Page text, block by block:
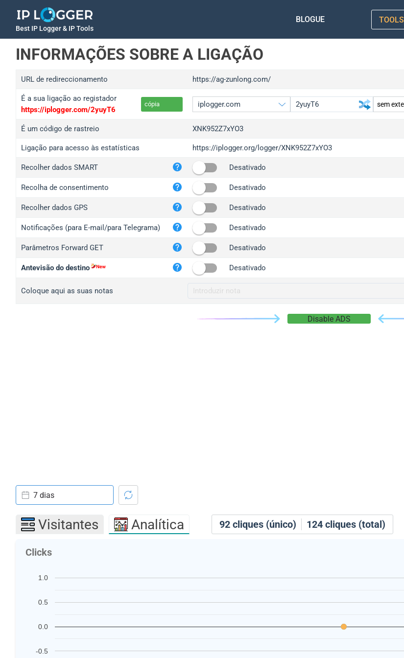
Best IP Logger & IP Tools
BLOGUE TOOLS
INFORMAÇÕES SOBRE A LIGAÇÃO
URL de redireccionamento https://ag-zunlong.com/
É a sua ligação ao registador
https://iplogger.com/2yuyT6
cópia
iplogger.org
wl.gl
ed.tc
iplogger.com
iplogger.co
2no.co
yip.su
iplogger.info
É um código de rastreio XNK952Z7xYO3
Ligação para acesso às estatísticas https://iplogger.org/logger/XNK952Z7xYO3
Recolher dados SMART Desativado
Recolha de consentimento Desativado
Recolher dados GPS Desativado
Notificações (para E-mail/para Telegrama) Desativado
Parâmetros Forward GET Desativado
Antevisão do destino Desativado
Coloque aqui as suas notas
Disable ADS
92 cliques (único) 124 cliques (total)
7 dias
Visitantes Analítica
Clicks
-0.5
0.0
0.5
1.0